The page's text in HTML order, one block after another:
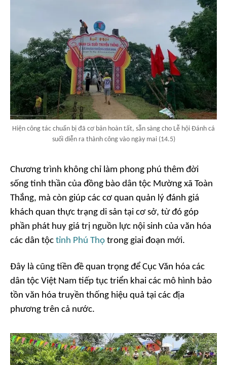
Hiện công tác chuẩn bị đã cơ bản hoàn tất, sẵn sàng cho Lễ hội Đánh cá
suối diễn ra thành công vào ngày mai (14.5)
Chương trình không chỉ làm phong phú thêm đời
sống tinh thần của đồng bào dân tộc Mường xã Toàn
Thắng, mà còn giúp các cơ quan quản lý đánh giá
khách quan thực trạng di sản tại cơ sở, từ đó góp
phần phát huy giá trị nguồn lực nội sinh của văn hóa
các dân tộc tỉnh Phú Thọ trong giai đoạn mới.
Đây là cũng tiền đề quan trọng để Cục Văn hóa các
dân tộc Việt Nam tiếp tục triển khai các mô hình bảo
tồn văn hóa truyền thống hiệu quả tại các địa
phương trên cả nước.